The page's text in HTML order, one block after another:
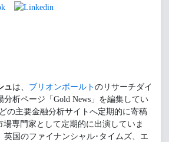
ュは、 ブリオンボールト のリサーチダイ
分析ページ「Gold News」を編集してい
の主要金融分析サイトへ定期的に寄稿
場専門家として定期的に出演していま
英国のファイナンシャル･タイムズ、エ